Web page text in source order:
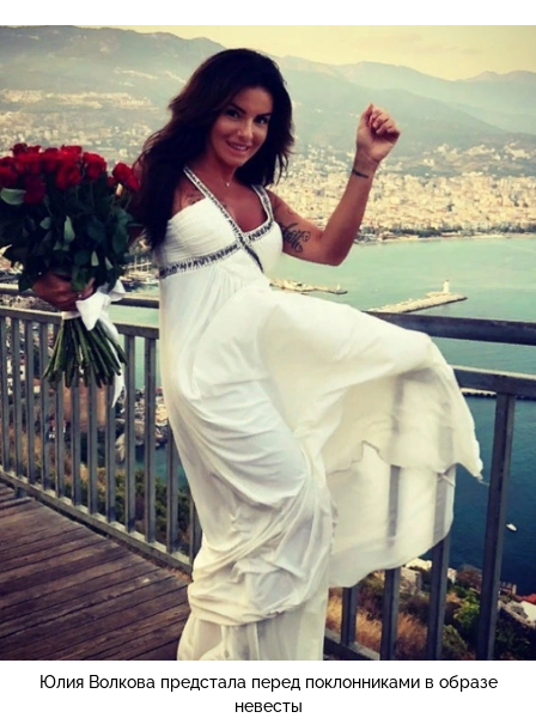
Юлия Волкова предстала перед поклонниками в образе
невесты